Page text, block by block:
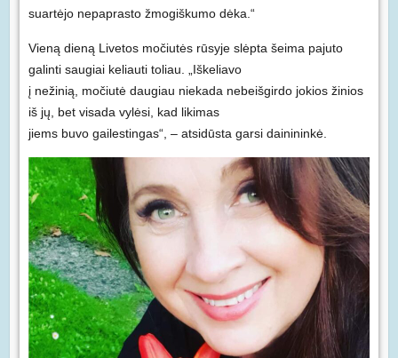
suartėjo nepaprasto žmogiškumo dėka.“
Vieną dieną Livetos močiutės rūsyje slėpta šeima pajuto
galinti saugiai keliauti toliau. „Iškeliavo
į nežinią, močiutė daugiau niekada nebeišgirdo jokios žinios
iš jų, bet visada vylėsi, kad likimas
jiems buvo gailestingas“, – atsidūsta garsi dainininkė.